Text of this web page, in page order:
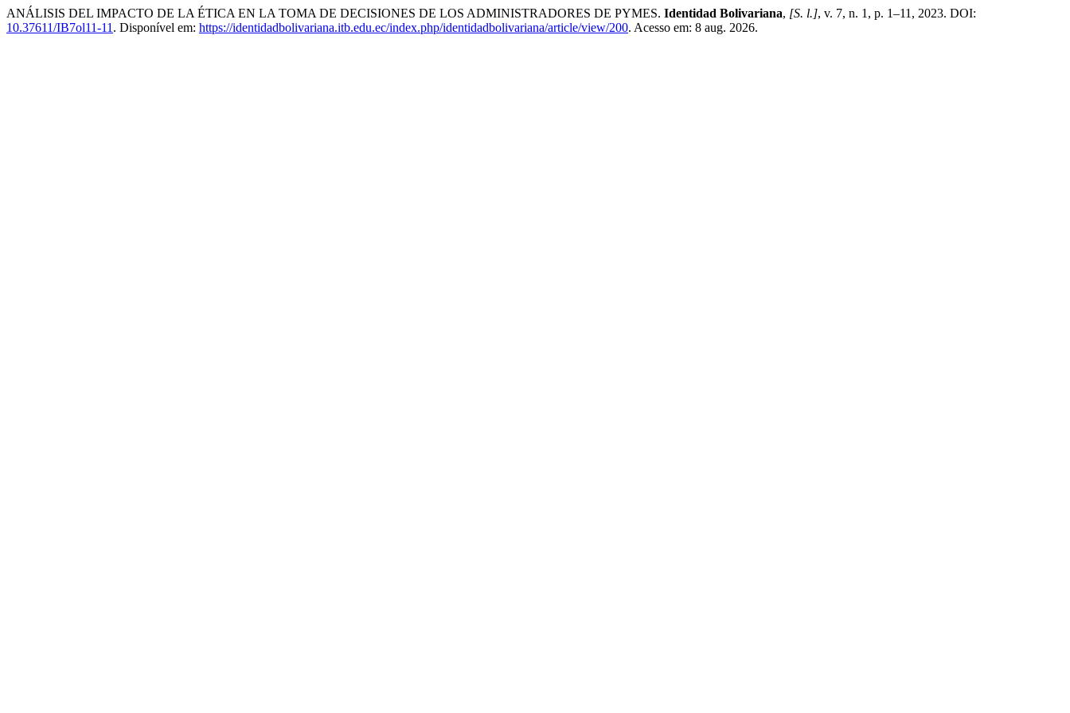
ANÁLISIS DEL IMPACTO DE LA ÉTICA EN LA TOMA DE DECISIONES DE LOS ADMINISTRADORES DE PYMES. Identidad Bolivariana, [S. l.], v. 7, n. 1, p. 1–11, 2023. DOI:
10.37611/IB7ol11-11 . Disponível em: https://identidadbolivariana.itb.edu.ec/index.php/identidadbolivariana/article/view/200. Acesso em: 8 aug. 2026.